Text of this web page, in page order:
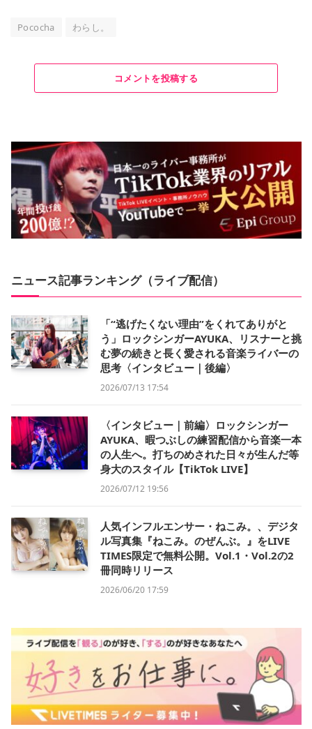
Pococha わらし。
コメントを投稿する
ニュース記事ランキング（ライブ配信）
「“逃げたくない理由”をくれてありがと
う」ロックシンガーAYUKA、リスナーと挑
む夢の続きと長く愛される音楽ライバーの
思考〈インタビュー｜後編〉
2026/07/13 17:54
〈インタビュー｜前編〉ロックシンガー
AYUKA、暇つぶしの練習配信から音楽一本
の人生へ。打ちのめされた日々が生んだ等
身大のスタイル【TikTok LIVE】
2026/07/12 19:56
人気インフルエンサー・ねこみ。、デジタ
ル写真集『ねこみ。のぜんぶ。』をLIVE
TIMES限定で無料公開。Vol.1・Vol.2の2
冊同時リリース
2026/06/20 17:59